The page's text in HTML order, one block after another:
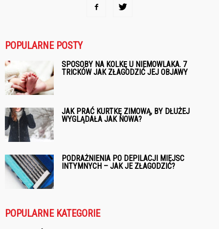
POPULARNE POSTY
SPOSOBY NA KOLKĘ U NIEMOWLAKA. 7
TRICKÓW JAK ZŁAGODZIĆ JEJ OBJAWY
JAK PRAĆ KURTKĘ ZIMOWĄ, BY DŁUŻEJ
WYGLĄDAŁA JAK NOWA?
PODRAŻNIENIA PO DEPILACJI MIEJSC
INTYMNYCH – JAK JE ZŁAGODZIĆ?
POPULARNE KATEGORIE